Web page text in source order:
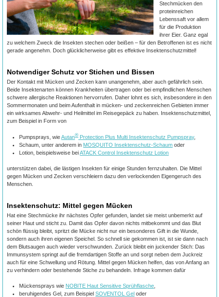
Stechmücken den
proteinreichen
Lebenssaft vor allem
für die Produktion
ihrer Eier. Ganz egal
zu welchem Zweck die Insekten stechen oder beißen – für den Betroffenen ist es nicht
gerade angenehm. Doch glücklicherweise gibt es effektive Insektenschutzmittel!
Notwendiger Schutz vor Stichen und Bissen
Der Kontakt mit Mücken und Zecken kann unangenehm, aber auch gefährlich sein.
Beide Insektenarten können Krankheiten übertragen oder bei empfindlichen Menschen
schwere allergische Reaktionen hervorrufen. Daher lohnt es sich, insbesondere in den
Sommermonaten und beim Aufenthalt in mücken- und zeckenreichen Gebieten immer
ein wirksames Abwehr- und Heilmittel im Reisegepäck zu haben. Insektenschutzmittel,
zum Beispiel in Form von
Pumpsprays, wieAutan®Protection Plus Multi Insektenschutz Pumpspray,
Schaum, unter anderem in MOSQUITO Insektenschutz-Schaum oder
Lotion, beispielsweise beiATACK Control Insektenschutz Lotion
unterstützen dabei, die lästigen Insekten für einige Stunden fernzuhalten. Die Mittel
gegen Mücken und Zecken verschleiern dazu den verlockenden Eigengeruch des
Menschen.
Insektenschutz: Mittel gegen Mücken
Hat eine Stechmücke ihr nächstes Opfer gefunden, landet sie meist unbemerkt auf
seiner Haut und sticht zu. Damit das Opfer davon nichts mitbekommt und das Blut
schön flüssig bleibt, spritzt die Mücke nicht nur ein besonderes Gift in die Wunde,
sondern auch ihren eigenen Speichel. So schnell sie gekommen ist, ist sie dann nach
dem Blutsaugen auch wieder verschwunden. Zurück bleibt ein juckender Stich: Das
Immunsystem springt auf die fremdartigen Stoffe an und sorgt neben dem Juckreiz
auch für eine Schwellung und Rötung. Mittel gegen Mücken helfen, das von Anfang an
zu verhindern oder bestehende Stiche zu behandeln. Infrage kommen dafür
Mückensprays wie NOBITE Haut Sensitive Sprühflasche
beruhigendes Gel, zum BeispielSOVENTOL Gel oder